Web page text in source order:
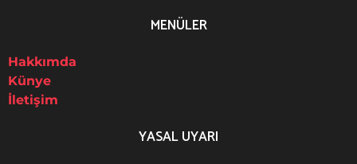
MENÜLER
Hakkımda
Künye
İletişim
YASAL UYARI